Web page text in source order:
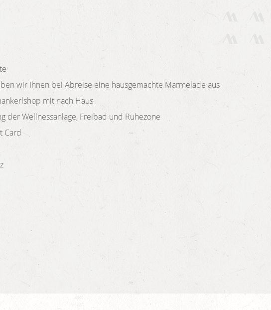
wir Ihnen bei Abreise eine hausgemachte Marmelade aus
mit nach Haus
der Wellnessanlage, Freibad und Ruhezone
Card